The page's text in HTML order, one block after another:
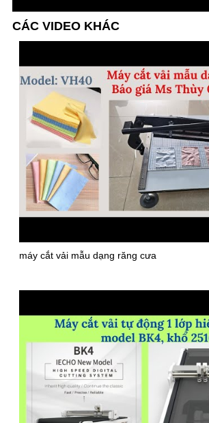
CÁC VIDEO KHÁC
máy cắt vải mẫu dạng răng cưa